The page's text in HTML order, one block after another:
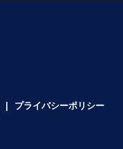
プライバシーポリシー